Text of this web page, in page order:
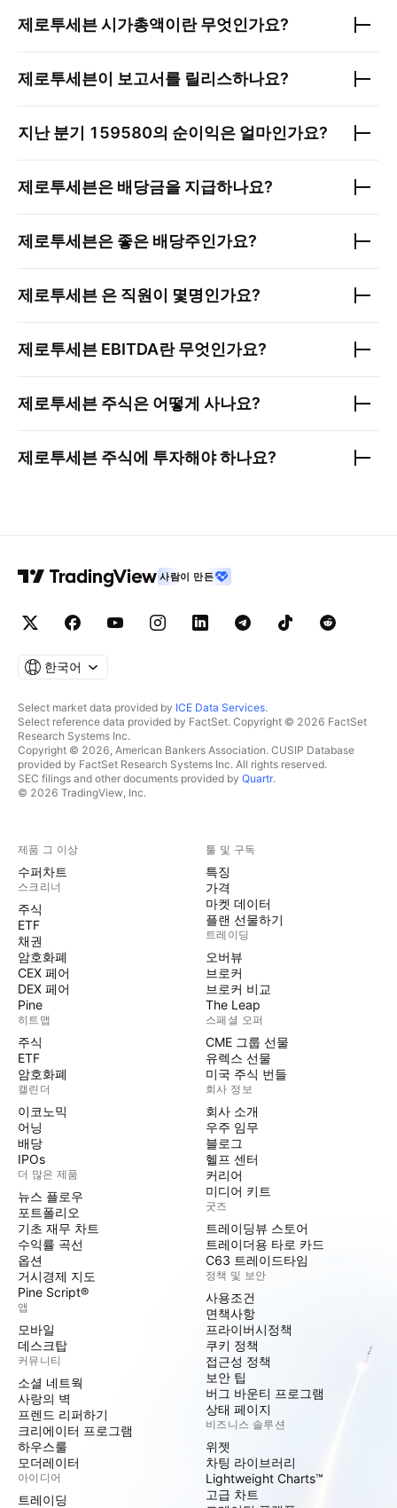
제로투세븐시가총액이란 무엇인가요?
제로투세븐이 보고서를 릴리스하나요?
지난 분기 159580의 순이익은 얼마인가요?
제로투세븐은 배당금을 지급하나요?
제로투세븐은 좋은 배당주인가요?
제로투세븐 은 직원이 몇명인가요?
제로투세븐 EBITDA란 무엇인가요?
제로투세븐 주식은 어떻게 사나요?
제로투세븐 주식에 투자해야 하나요?
사람이 만든
한국어
Select market data provided by ICE Data Services.
Select reference data provided by FactSet. Copyright © 2026 FactSet
Research Systems Inc.
Copyright © 2026, American Bankers Association. CUSIP Database
provided by FactSet Research Systems Inc. All rights reserved.
SEC filings and other documents provided by Quartr.
© 2026 TradingView, Inc.
제품 그 이상
수퍼차트
스크리너
주식
ETF
채권
암호화폐
CEX 페어
DEX 페어
Pine
히트맵
주식
ETF
암호화폐
캘린더
이코노믹
어닝
배당
IPOs
더 많은 제품
뉴스 플로우
포트폴리오
기초 재무 차트
수익률 곡선
옵션
거시경제 지도
Pine Script®
앱
모바일
데스크탑
커뮤니티
소셜 네트웍
사랑의 벽
프렌드 리퍼하기
크리에이터 프로그램
하우스룰
모더레이터
아이디어
트레이딩
툴 및 구독
특징
가격
마켓 데이터
플랜 선물하기
트레이딩
오버뷰
브로커
브로커 비교
The Leap
스페셜 오퍼
CME 그룹 선물
유렉스 선물
미국 주식 번들
회사 정보
회사 소개
우주 임무
블로그
헬프 센터
커리어
미디어 키트
굿즈
트레이딩뷰 스토어
트레이더용 타로 카드
C63 트레이드타임
정책 및 보안
사용조건
면책사항
프라이버시정책
쿠키 정책
접근성 정책
보안 팁
버그 바운티 프로그램
상태 페이지
비즈니스 솔루션
위젯
차팅 라이브러리
Lightweight Charts™
고급 차트